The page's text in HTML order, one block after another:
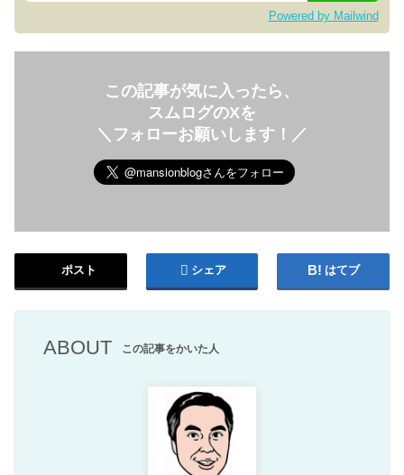
Powered by Mailwind
この記事が気に入ったら、
スムログのXを
＼フォローお願いします！／
ポスト シェア はてブ
ABOUT この記事をかいた人